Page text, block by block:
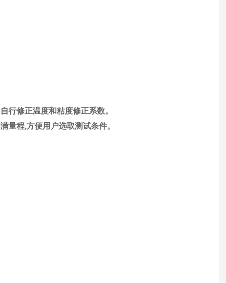
自行修正温度和粘度修正系数。
量程,方便用户选取测试条件。